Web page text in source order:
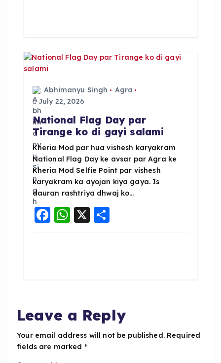
o
k
p
p
Abhimanyu Singh
Agra
July 22, 2026
National Flag Day par
Tirange ko di gayi salami
Kheria Mod par hua vishesh karyakram
National Flag Day ke avsar par Agra ke
Kheria Mod Selfie Point par vishesh
karyakram ka ayojan kiya gaya. Is
dauran rashtriya dhwaj ko…
F
a
o
k
W
h
p
X S
h
Leave a Reply
Your email address will not be published. Required
fields are marked *